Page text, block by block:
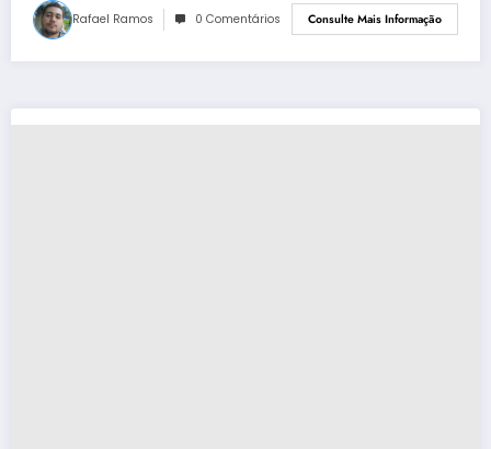
Rafael Ramos 0 Comentários Consulte Mais Informação